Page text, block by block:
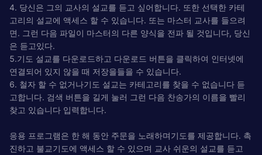
4. 당신은 그의 교사의 설교를 듣고 싶어합니다. 또한 선택한 카테
고리의 설교에 액세스 할 수 있습니다. 또는 마스터 교사를 들으려
면. 그런 다음 파일이 마스터의 다른 양식을 전파 될 것입니다, 당신
은 듣고있다.
5.기도 설교를 다운로드하고 다운로드 버튼을 클릭하여 인터넷에
연결되어 있지 않을 때 저장을들을 수 있습니다.
6. 철자 할 수 없거나기도 설교는 카테고리를 찾을 수 없습니다 듣
고합니다. 검색 버튼을 길게 눌러 그런 다음 찬송가의 이름을 빨리
찾고 있습니다 입력합니다.
응용 프로그램은 한 해 동안 주문을 노래하며기도를 제공합니다. 촉
진하고 불교기도에 액세스 할 수 있으며 교사 쉬운의 설교를 듣고